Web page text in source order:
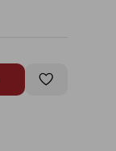
Enregistrer